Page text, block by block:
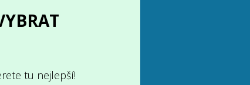
tu nejlepší!